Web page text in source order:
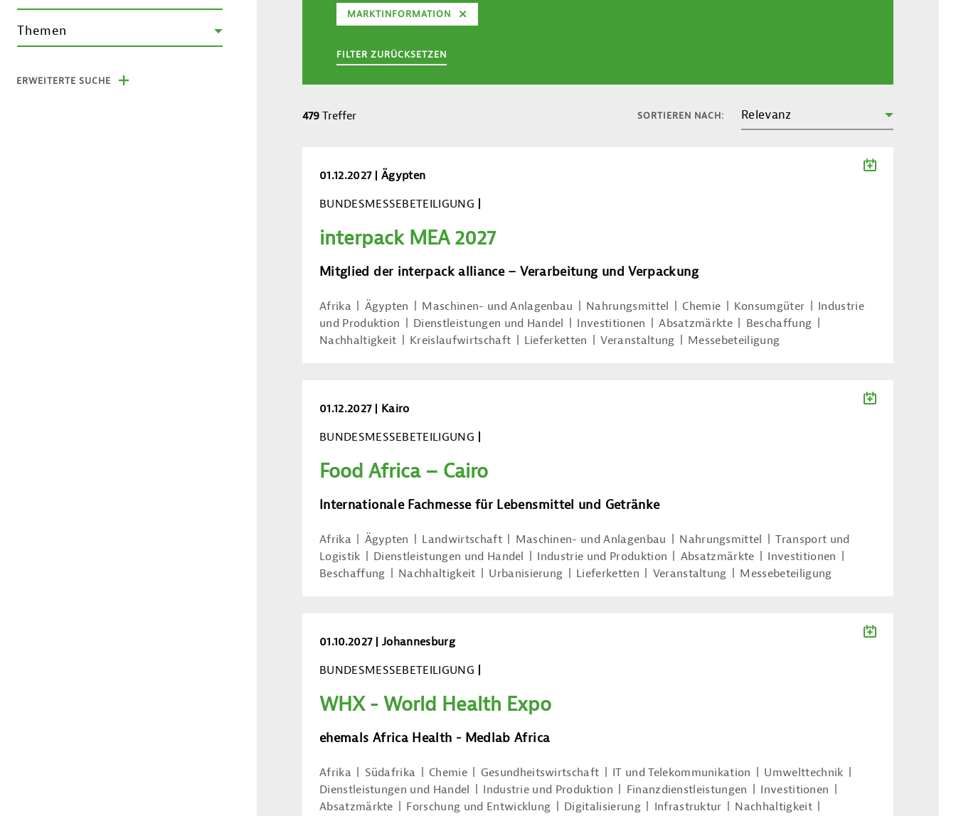
Themen
ERWEITERTE SUCHE
MARKTINFORMATION
FILTER ZURÜCKSETZEN
479Treffer SORTIEREN NACH: Relevanz
interpack MEA 2027
01.12.2027 Ägypten ZUM
BUNDESMESSEBETEILIGUNG
interpack MEA 2027
Mitglied der interpack alliance – Verarbeitung und Verpackung
Afrika Ägypten Maschinen- und Anlagenbau Nahrungsmittel Chemie Konsumgüter
Industrie
und Produktion
Dienstleistungen und Handel Investitionen Absatzmärkte
Beschaffung
Nachhaltigkeit
Kreislaufwirtschaft Lieferketten Veranstaltung Messebeteiligung
Food Africa – Cairo
01.12.2027 Kairo ZUM
BUNDESMESSEBETEILIGUNG
Food Africa – Cairo
Internationale Fachmesse für Lebensmittel und Getränke
Afrika Ägypten Landwirtschaft Maschinen- und Anlagenbau Nahrungsmittel
Transport und
Logistik
Dienstleistungen und Handel Industrie und Produktion Absatzmärkte
Investitionen
Beschaffung
Nachhaltigkeit Urbanisierung Lieferketten Veranstaltung Messebeteiligung
WHX - World Health Expo
01.10.2027 Johannesburg ZUM
BUNDESMESSEBETEILIGUNG
WHX - World Health Expo
ehemals Africa Health - Medlab Africa
Afrika Südafrika Chemie Gesundheitswirtschaft IT und Telekommunikation
Umwelttechnik
Dienstleistungen und Handel
Industrie und Produktion Finanzdienstleistungen
Investitionen
Absatzmärkte
Forschung und Entwicklung Digitalisierung Infrastruktur
Nachhaltigkeit